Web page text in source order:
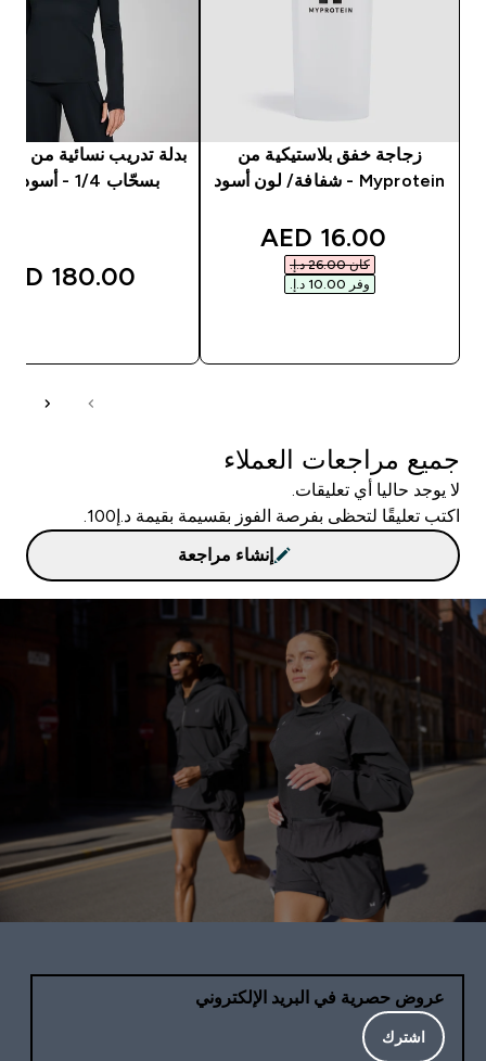
زجاجة خفق بلاستيكية من
Myprotein - شفافة/ لون أسود
discounted price
16.00 AED‎
كان ‏26.00 د.إ.‏‎
وفر ‏10.00 د.إ.‏‎
بسحّاب 1/4 - أسود اللون
180.00 AED‎
جميع مراجعات العملاء
لا يوجد حاليا أي تعليقات.
اكتب تعليقًا لتحظى بفرصة الفوز بقسيمة بقيمة د.إ100.
إنشاء مراجعة
عروض حصرية في البريد الإلكتروني
اشترك